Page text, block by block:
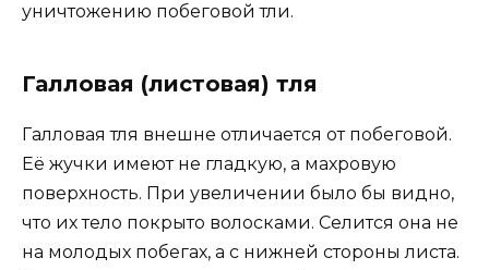
уничтожению побеговой тли.
Галловая (листовая) тля
Галловая тля внешне отличается от побеговой.
Её жучки имеют не гладкую, а махровую
поверхность. При увеличении было бы видно,
что их тело покрыто волосками. Селится она не
на молодых побегах, а с нижней стороны листа.